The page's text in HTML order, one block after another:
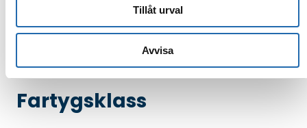
Tillåt urval
Avvisa
: Upp till 50% rabatt Boka online
Se alla kampanjer
Fartygsklass